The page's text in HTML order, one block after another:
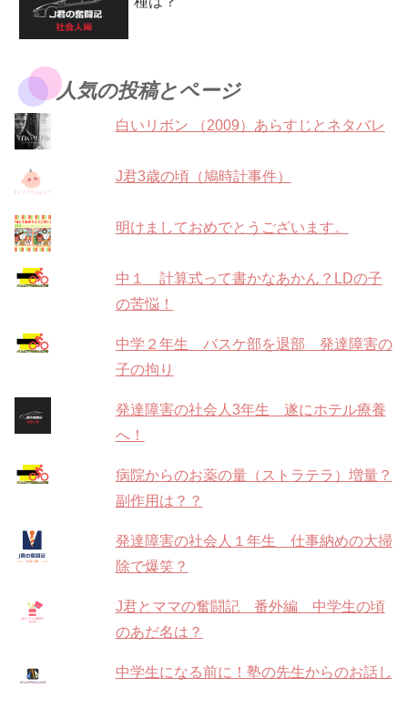
人気の投稿とページ
白いリボン （2009）あらすじとネタバレ
J君3歳の頃（鳩時計事件）
明けましておめでとうございます。
中１ 計算式って書かなあかん？LDの子
の苦悩！
中学２年生 バスケ部を退部 発達障害の
子の拘り
発達障害の社会人3年生 遂にホテル療養
へ！
病院からのお薬の量（ストラテラ）増量？
副作用は？？
発達障害の社会人１年生 仕事納めの大掃
除で爆笑？
J君とママの奮闘記 番外編 中学生の頃
のあだ名は？
中学生になる前に！塾の先生からのお話し